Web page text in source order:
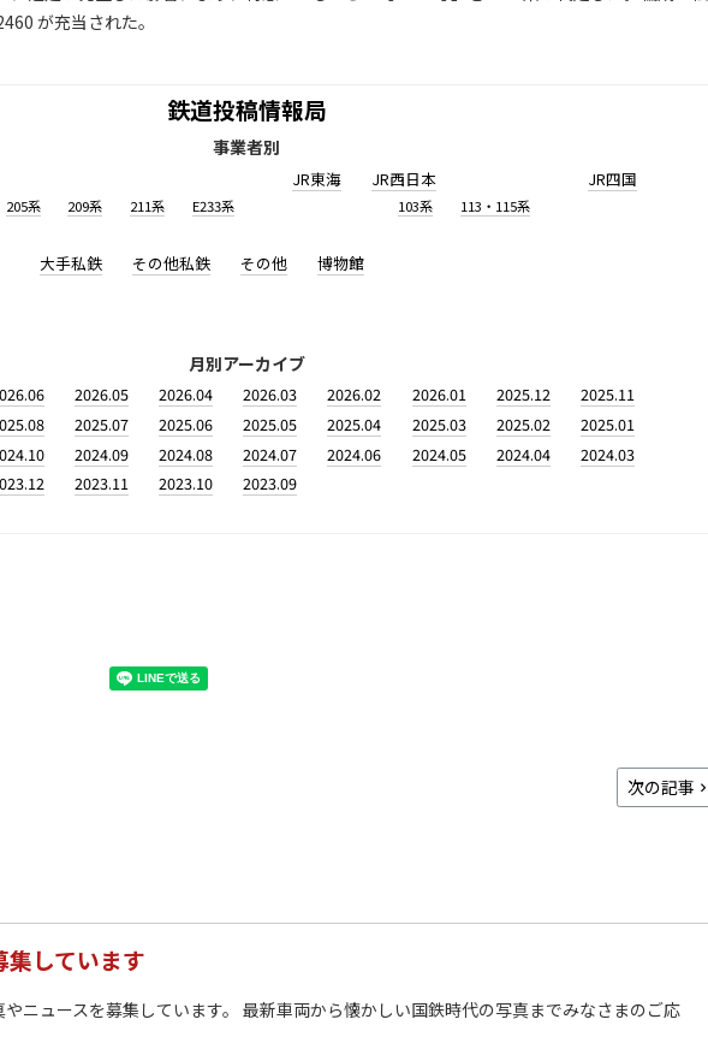
が充当された。
鉄道投稿情報局
事業者別
205系 209系 211系 E233系
JR東海 JR西日本
103系 113・115系
JR四国
大手私鉄 その他私鉄 その他 博物館
月別アーカイブ
2026.05 2026.04 2026.03 2026.02 2026.01 2025.12
2025.11
2025.07 2025.06 2025.05 2025.04 2025.03 2025.02
2025.01
2024.09 2024.08 2024.07 2024.06 2024.05 2024.04
2024.03
2023.11 2023.10 2023.09
次の記事
しています
ニュースを募集しています。 最新車両から懐かしい国鉄時代の写真までみなさまのご応